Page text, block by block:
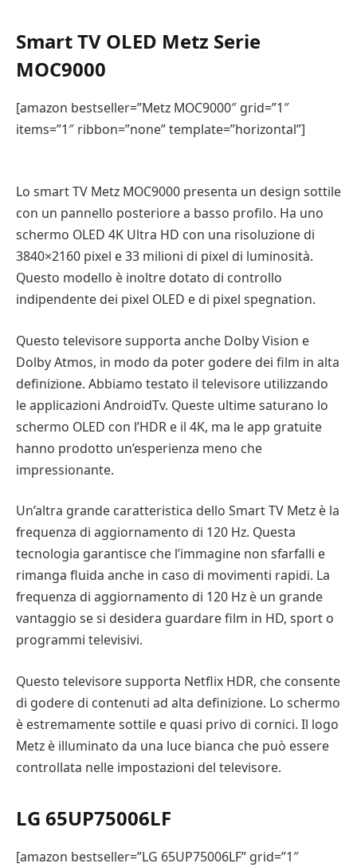
Smart TV OLED Metz Serie
MOC9000
[amazon bestseller=”Metz MOC9000″ grid=”1″
items=”1″ ribbon=”none” template=”horizontal”]
Lo smart TV Metz MOC9000 presenta un design sottile
con un pannello posteriore a basso profilo. Ha uno
schermo OLED 4K Ultra HD con una risoluzione di
3840×2160 pixel e 33 milioni di pixel di luminosità.
Questo modello è inoltre dotato di controllo
indipendente dei pixel OLED e di pixel spegnation.
Questo televisore supporta anche Dolby Vision e
Dolby Atmos, in modo da poter godere dei film in alta
definizione. Abbiamo testato il televisore utilizzando
le applicazioni AndroidTv. Queste ultime saturano lo
schermo OLED con l’HDR e il 4K, ma le app gratuite
hanno prodotto un’esperienza meno che
impressionante.
Un’altra grande caratteristica dello Smart TV Metz è la
frequenza di aggiornamento di 120 Hz. Questa
tecnologia garantisce che l’immagine non sfarfalli e
rimanga fluida anche in caso di movimenti rapidi. La
frequenza di aggiornamento di 120 Hz è un grande
vantaggio se si desidera guardare film in HD, sport o
programmi televisivi.
Questo televisore supporta Netflix HDR, che consente
di godere di contenuti ad alta definizione. Lo schermo
è estremamente sottile e quasi privo di cornici. Il logo
Metz è illuminato da una luce bianca che può essere
controllata nelle impostazioni del televisore.
LG 65UP75006LF
[amazon bestseller=”LG 65UP75006LF” grid=”1″